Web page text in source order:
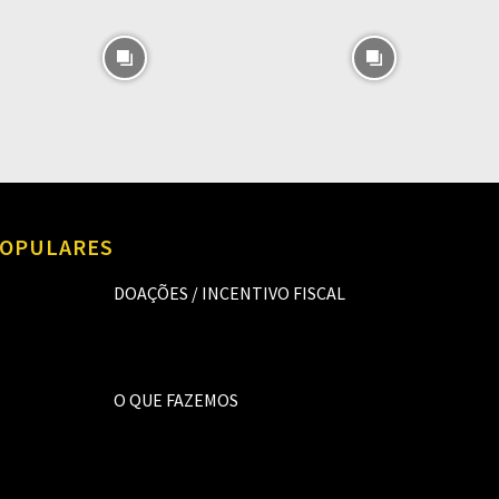
DOAÇÕES / INCENTIVO FISCAL
O QUE FAZEMOS